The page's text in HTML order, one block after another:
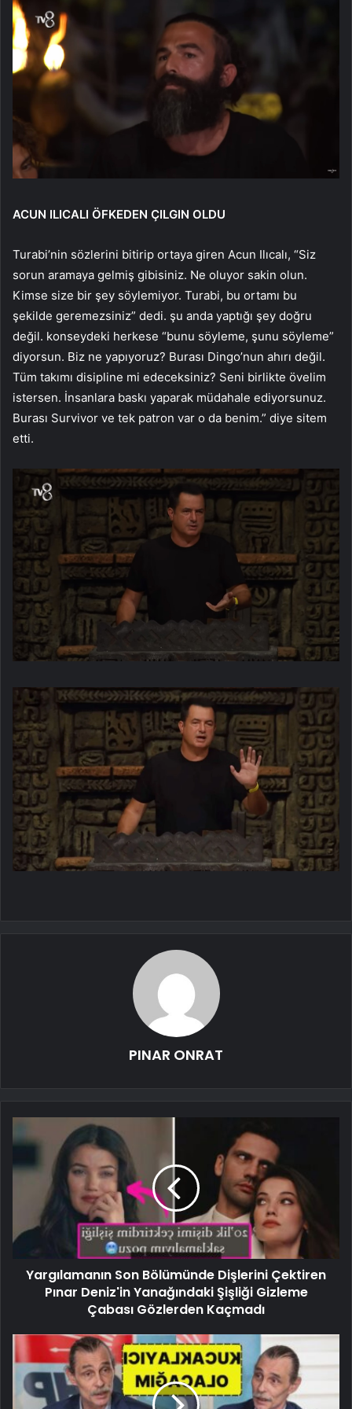
ACUN ILICALI ÖFKEDEN ÇILGIN OLDU
Turabi’nin sözlerini bitirip ortaya giren Acun Ilıcalı, “Siz
sorun aramaya gelmiş gibisiniz. Ne oluyor sakin olun.
Kimse size bir şey söylemiyor. Turabi, bu ortamı bu
şekilde geremezsiniz” dedi. şu anda yaptığı şey doğru
değil. konseydeki herkese “bunu söyleme, şunu söyleme”
diyorsun. Biz ne yapıyoruz? Burası Dingo’nun ahırı değil.
Tüm takımı disipline mi edeceksiniz? Seni birlikte övelim
istersen. İnsanlara baskı yaparak müdahale ediyorsunuz.
Burası Survivor ve tek patron var o da benim.” diye sitem
etti.
PINAR ONRAT
Yargılamanın Son Bölümünde Dişlerini Çektiren
Pınar Deniz'in Yanağındaki Şişliği Gizleme
Çabası Gözlerden Kaçmadı